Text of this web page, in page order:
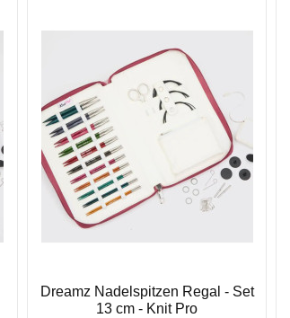
Dreamz Nadelspitzen Regal - Set
13 cm - Knit Pro